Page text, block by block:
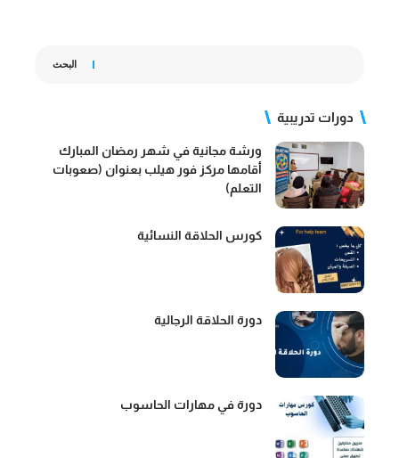
البحث
دورات تدريبية
ورشة مجانية في شهر رمضان المبارك
أقامها مركز فور هيلب بعنوان (صعوبات
التعلم)
كورس الحلاقة النسائية
دورة الحلاقة الرجالية
دورة في مهارات الحاسوب